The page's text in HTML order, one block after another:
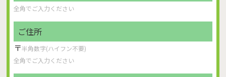
ご住所
〒